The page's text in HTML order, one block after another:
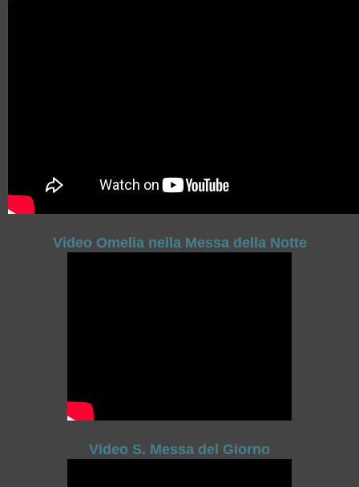
Video Omelia nella Messa della Notte
Video S. Messa del Giorno